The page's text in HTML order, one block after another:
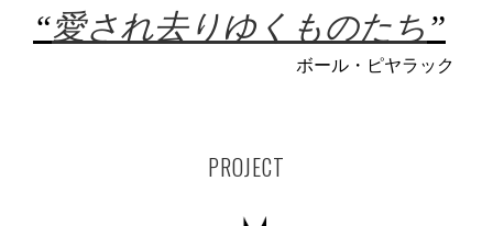
“愛され去りゆくものたち ”
ボール・ピヤラック
PROJECT